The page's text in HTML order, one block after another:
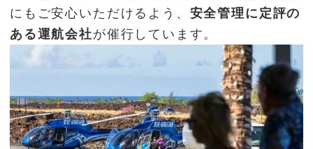
にもご安心いただけるよう、 安全管理に定評の
ある運航会社が催行しています。